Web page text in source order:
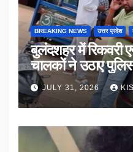
BREAKING NEWS उत्तर प्रदेश
बुलंदशहर में रिकवरी एजेंटों की
चालकों ने उठाए
JULY 31, 2026